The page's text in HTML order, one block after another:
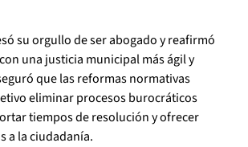
su orgullo de ser abogado y reafirmó
una justicia municipal más ágil y
que las reformas normativas
eliminar procesos burocráticos
tiempos de resolución y ofrecer
a la ciudadanía.